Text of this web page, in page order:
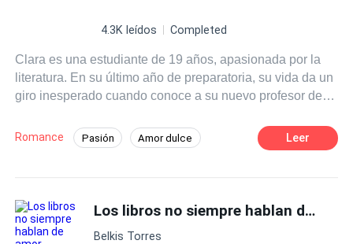
4.3K leídos Completed
Clara es una estudiante de 19 años, apasionada por la
literatura. En su último año de preparatoria, su vida da un
giro inesperado cuando conoce a su nuevo profesor de
talentoso que despierta en ella una admiración profunda.
A medida que las clases avanzan Clara se siente cada
Romance Pasión Amor dulce
Primer Amor
Leer
Los libros no siempre hablan de amor
Belkis Torres